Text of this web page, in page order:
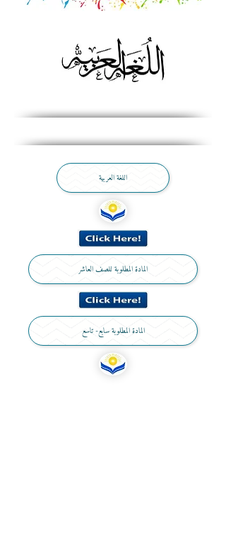
اللغة العربية
المادة المطلوبة للصف العاشر
المادة المطلوبة سابع- تاسع